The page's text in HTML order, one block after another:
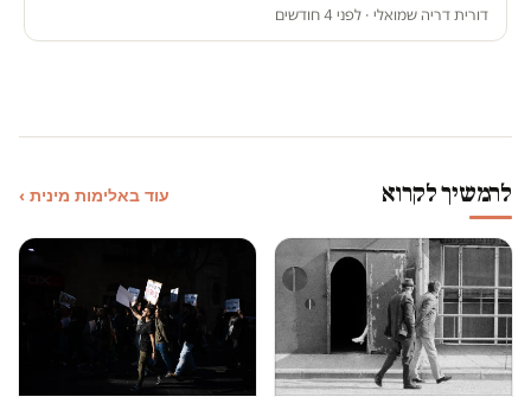
דורית דריה שמואלי · לפני 4 חודשים
להמשיך לקרוא עוד באלימות מינית ›